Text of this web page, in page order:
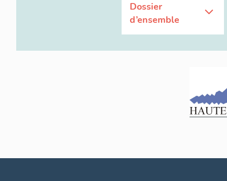
Dossier
d’ensemble